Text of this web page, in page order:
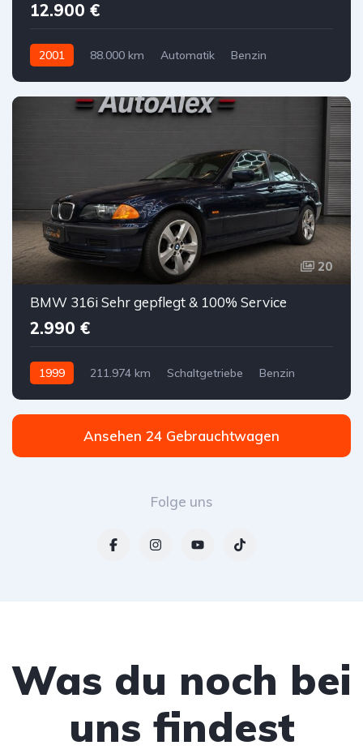
12.900 €
2001 88.000 km Automatik Benzin
20
BMW 316i Sehr gepflegt & 100% Service
2.990 €
1999 211.974 km Schaltgetriebe Benzin
Folge uns
Ansehen 24 Gebrauchtwagen
Was du noch bei
uns findest